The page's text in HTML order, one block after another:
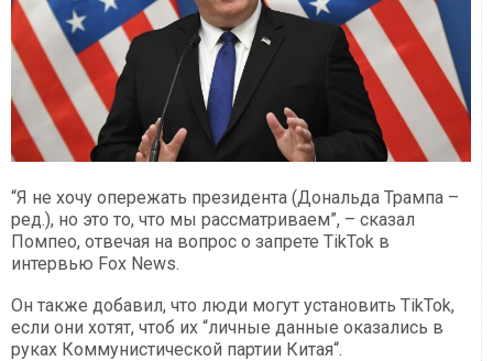
“Я не хочу опережать президента (Дональда Трампа –
ред.), но это то, что мы рассматриваем”, – сказал
Помпео, отвечая на вопрос о запрете TikTok в
интервью Fox News.
Он также добавил, что люди могут установить TikTok,
если они хотят, чтоб их “личные данные оказались в
руках Коммунистической партии Китая“.